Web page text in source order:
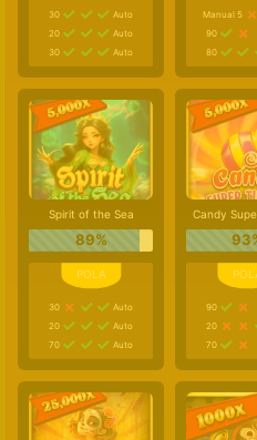
30
Auto
20
Auto
30
Auto
Manual 5
90
80
Spirit of the Sea
89%
30
Auto
20
Auto
70
Auto
Candy
90
20
70